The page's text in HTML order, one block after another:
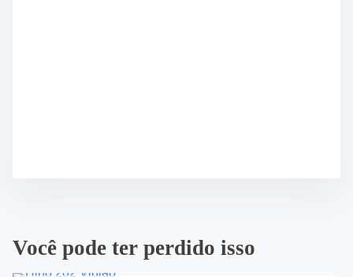
Você pode ter perdido isso